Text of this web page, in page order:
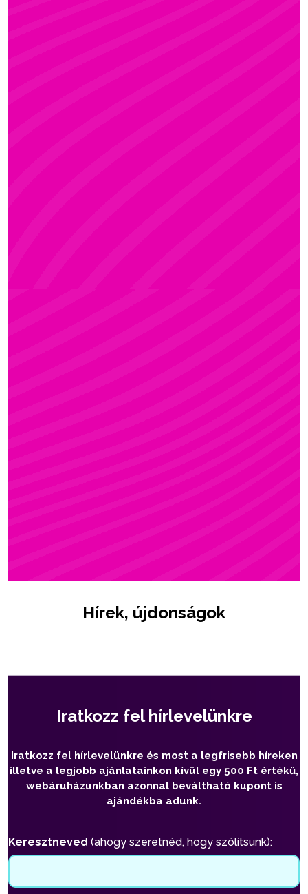
Hírek, újdonságok
Iratkozz fel hírlevelünkre
Iratkozz fel hírlevelünkre és most a legfrisebb híreken
illetve a legjobb ajánlatainkon kívül egy 500 Ft értékű,
webáruházunkban azonnal beváltható kupont is
ajándékba adunk.
Keresztneved (ahogy szeretnéd, hogy szólítsunk):